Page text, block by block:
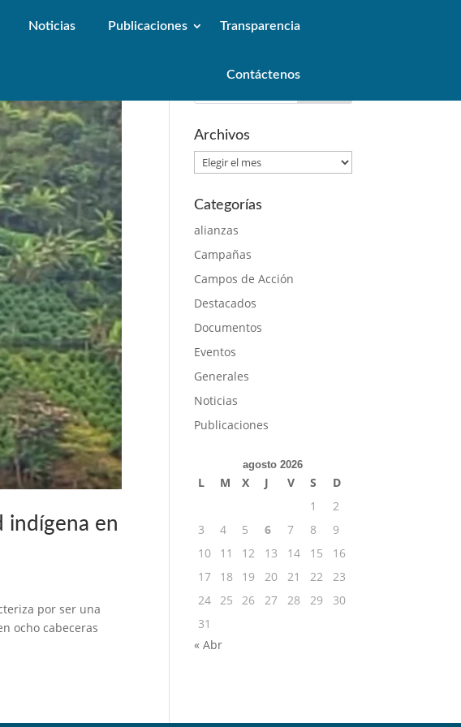
Noticias Publicaciones Transparencia
Contáctenos
indígena en
por ser una
ocho cabeceras
Archivos
Archivos
Categorías
alianzas
Campañas
Campos de Acción
Destacados
Documentos
Eventos
Generales
Noticias
Publicaciones
agosto 2026
L M X J V S
D
1
2
3
4 5 6 7 8
9
10
11 12 13 14 15
16
17
18 19 20 21 22
23
24 25 26 27 28 29
30
31
« Abr